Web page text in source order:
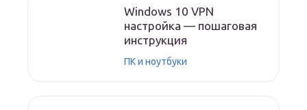
Windows 10 VPN
настройка — пошаговая
инструкция
ПК и ноутбуки